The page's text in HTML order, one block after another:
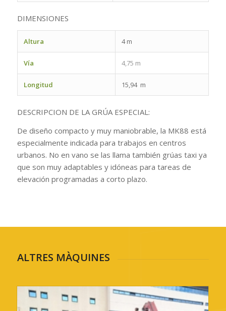
DIMENSIONES
Altura 4 m
Vía 4,75 m
Longitud 15,94 m
DESCRIPCION DE LA GRÚA ESPECIAL:
De diseño compacto y muy maniobrable, la MK88 está
especialmente indicada para trabajos en centros
urbanos. No en vano se las llama también grúas taxi ya
que son muy adaptables y idóneas para tareas de
elevación programadas a corto plazo.
ALTRES MÀQUINES